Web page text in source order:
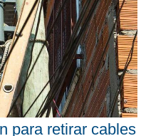
para retirar cables